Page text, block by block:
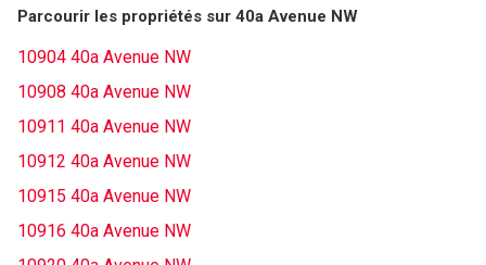
Parcourir les propriétés sur 40a Avenue NW
10904 40a Avenue NW
10908 40a Avenue NW
10911 40a Avenue NW
10912 40a Avenue NW
10915 40a Avenue NW
10916 40a Avenue NW